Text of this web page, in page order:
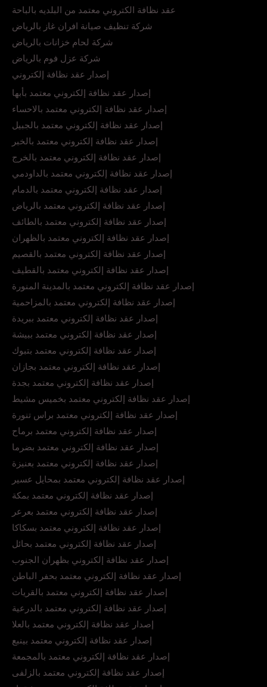
عقد نظافة الكتروني معتمد من البلديه بالباحة
شركة تنظيف صيانة افران غاز بالرياض
شركة لحام خزانات بالرياض
شركة عزل فوم بالرياض
إصدار عقد نظافة إلكتروني
إصدار عقد نظافة إلكتروني معتمد بأبها
إصدار عقد نظافة إلكتروني معتمد بالاحساء
إصدار عقد نظافة إلكتروني معتمد بالجبيل
إصدار عقد نظافة إلكتروني معتمد بالخبر
إصدار عقد نظافة إلكتروني معتمد بالخرج
إصدار عقد نظافة إلكتروني معتمد بالداودمي
إصدار عقد نظافة إلكتروني معتمد بالدمام
إصدار عقد نظافة إلكتروني معتمد بالرياض
إصدار عقد نظافة إلكتروني معتمد بالطائف
إصدار عقد نظافة إلكتروني معتمد بالظهران
إصدار عقد نظافة إلكتروني معتمد بالقصيم
إصدار عقد نظافة إلكتروني معتمد بالقطيف
إصدار عقد نظافة إلكتروني معتمد بالمدينة المنورة
إصدار عقد نظافة إلكتروني معتمد بالمزاحمية
إصدار عقد نظافة إلكتروني معتمد ببريدة
إصدار عقد نظافة إلكتروني معتمد ببيشة
إصدار عقد نظافة إلكتروني معتمد بتبوك
إصدار عقد نظافة إلكتروني معتمد بجازان
إصدار عقد نظافة إلكتروني معتمد بجدة
إصدار عقد نظافة إلكتروني معتمد بخميس مشيط
إصدار عقد نظافة إلكتروني معتمد براس تنورة
إصدار عقد نظافة إلكتروني معتمد برماح
إصدار عقد نظافة إلكتروني معتمد بضرما
إصدار عقد نظافة إلكتروني معتمد بعنيزة
إصدار عقد نظافة إلكتروني معتمد بمحايل عسير
إصدار عقد نظافة إلكتروني معتمد بمكة
إصدار عقد نظافة إلكتروني معتمد بعرعر
إصدار عقد نظافة إلكتروني معتمد بسكاكا
إصدار عقد نظافة إلكتروني معتمد بحائل
إصدار عقد نظافة إلكتروني بظهران الجنوب
إصدار عقد نظافة إلكتروني معتمد بحفر الباطن
إصدار عقد نظافة إلكتروني معتمد بالقريات
إصدار عقد نظافة إلكتروني معتمد بالدرعية
إصدار عقد نظافة إلكتروني معتمد بالعلا
إصدار عقد نظافة إلكتروني معتمد بينبع
إصدار عقد نظافة إلكتروني معتمد بالمجمعة
إصدار عقد نظافة إلكتروني معتمد بالزلفى